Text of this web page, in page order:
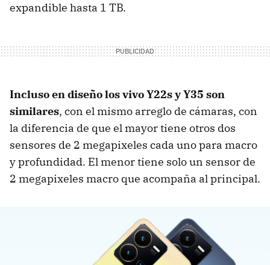
expandible hasta 1 TB.
Incluso en diseño los vivo Y22s y Y35 son
similares, con el mismo arreglo de cámaras, con
la diferencia de que el mayor tiene otros dos
sensores de 2 megapixeles cada uno para macro
y profundidad. El menor tiene solo un sensor de
2 megapixeles macro que acompaña al principal.